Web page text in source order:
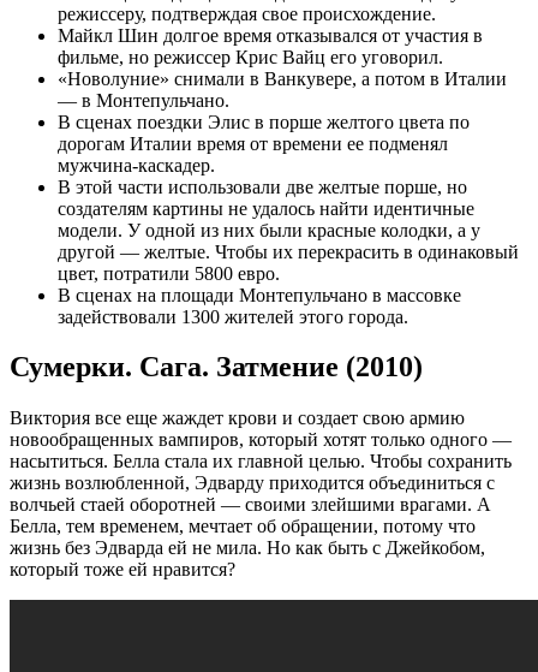
режиссеру, подтверждая свое происхождение.
Майкл Шин долгое время отказывался от участия в
фильме, но режиссер Крис Вайц его уговорил.
«Новолуние» снимали в Ванкувере, а потом в Италии
— в Монтепульчано.
В сценах поездки Элис в порше желтого цвета по
дорогам Италии время от времени ее подменял
мужчина-каскадер.
В этой части использовали две желтые порше, но
создателям картины не удалось найти идентичные
модели. У одной из них были красные колодки, а у
другой — желтые. Чтобы их перекрасить в одинаковый
цвет, потратили 5800 евро.
В сценах на площади Mонтепульчано в массовке
задействовали 1300 жителей этого города.
Сумерки. Сага. Затмение (2010)
Виктория все еще жаждет крови и создает свою армию
новообращенных вампиров, который хотят только одного —
насытиться. Белла стала их главной целью. Чтобы сохранить
жизнь возлюбленной, Эдварду приходится объединиться с
волчьей стаей оборотней — своими злейшими врагами. А
Белла, тем временем, мечтает об обращении, потому что
жизнь без Эдварда ей не мила. Но как быть с Джейкобом,
который тоже ей нравится?